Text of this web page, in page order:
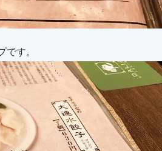
です。